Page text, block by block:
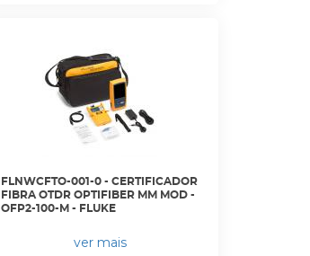
FLNWCFTO-001-0 - CERTIFICADOR
FIBRA OTDR OPTIFIBER MM MOD -
OFP2-100-M - FLUKE
ver mais